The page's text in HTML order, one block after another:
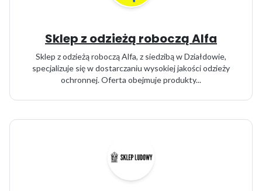
Sklep z odzieżą roboczą Alfa
Sklep z odzieżą roboczą Alfa, z siedzibą w Działdowie,
specjalizuje się w dostarczaniu wysokiej jakości odzieży
ochronnej. Oferta obejmuje produkty...